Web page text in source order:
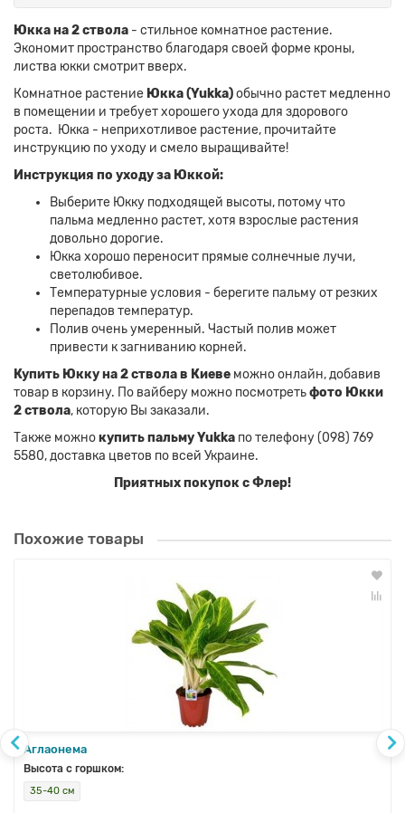
Юкка на 2 ствола - стильное комнатное растение.
Экономит пространство благодаря своей форме кроны,
листва юкки смотрит вверх.
Комнатное растение Юкка (Yukka)обычно растет медленно
в помещении и требует хорошего ухода для здорового
роста. Юкка - неприхотливое растение, прочитайте
инструкцию по уходу и смело выращивайте!
Инструкция по уходу за Юккой:
Выберите Юкку подходящей высоты, потому что
пальма медленно растет, хотя взрослые растения
довольно дорогие.
Юкка хорошо переносит прямые солнечные лучи,
светолюбивое.
Температурные условия - берегите пальму от резких
перепадов температур.
Полив очень умеренный. Частый полив может
привести к загниванию корней.
Купить Юкку на 2 ствола в Киеве можно онлайн, добавив
товар в корзину. По вайберу можно посмотретьфото Юкки
2 ствола, которую Вы заказали.
Также можнокупить пальму Yukka по телефону (098) 769
5580, доставка цветов по всей Украине.
Приятных покупок с Флер!
Похожие товары
Аглаонема
Высота с горшком:
35-40 см